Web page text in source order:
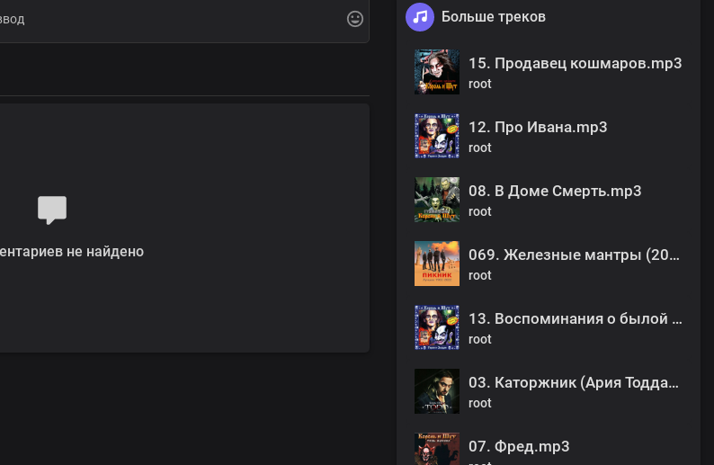
не найдено
Больше треков
15. Продавец кошмаров.mp3
root
12. Про Ивана.mp3
root
08. В Доме Смерть.mp3
root
069. Железные мантры (2008).mp3
root
13. Воспоминания о былой любви.mp3
root
03. Каторжник (Ария Тодда).mp3
root
07. Фред.mp3